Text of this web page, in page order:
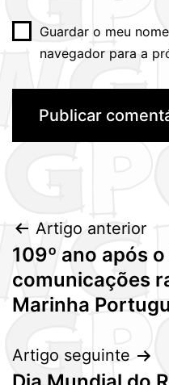
Guardar o meu
navegador para a
Navegação
de
artigos
Artigo anterior
109º ano após
comunicações
Marinha
Artigo seguinte